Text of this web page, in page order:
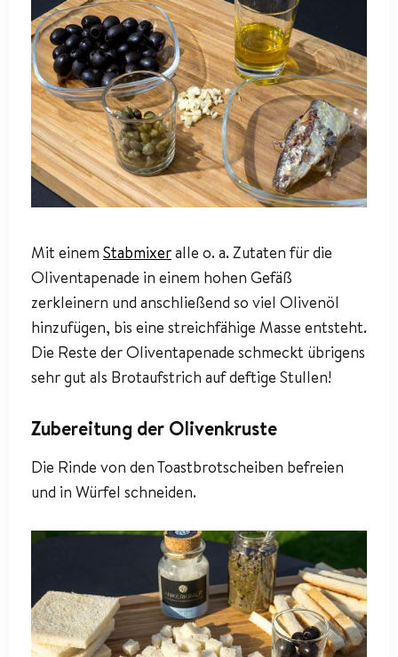
Mit einem Stabmixeralle o. a. Zutaten für die
Oliventapenade in einem hohen Gefäß
zerkleinern und anschließend so viel Olivenöl
hinzufügen, bis eine streichfähige Masse entsteht.
Die Reste der Oliventapenade schmeckt übrigens
sehr gut als Brotaufstrich auf deftige Stullen!
Zubereitung der Olivenkruste
Die Rinde von den Toastbrotscheiben befreien
und in Würfel schneiden.